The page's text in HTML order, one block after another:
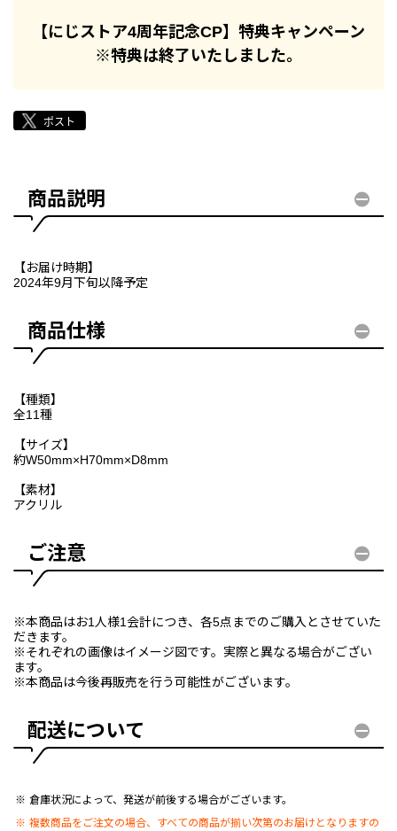
【にじストア4周年記念CP】特典キャンペーン
※特典は終了いたしました。
商品説明
【お届け時期】
2024年9月下旬以降予定
商品仕様
【種類】
全11種
【サイズ】
約W50mm×H70mm×D8mm
【素材】
アクリル
ご注意
※本商品はお1人様1会計につき、各5点までのご購入とさせていた
だきます。
※それぞれの画像はイメージ図です。実際と異なる場合がござい
ます。
※本商品は今後再販売を行う可能性がございます。
配送について
倉庫状況によって、発送が前後する場合がございます。
複数商品をご注文の場合、すべての商品が揃い次第のお届けとなりますの